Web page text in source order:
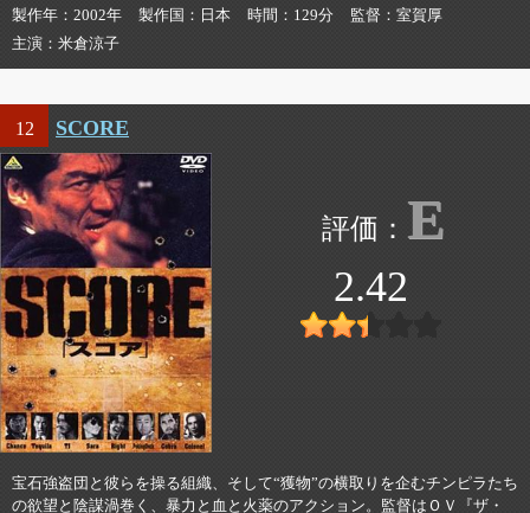
製作年 2002年 製作国 日本 時間 129分 監督
室賀厚
主演
米倉涼子
12 SCORE
E
2.42
宝石強盗団と彼らを操る組織、そして“獲物”の横取りを企むチンピラたち
の欲望と陰謀渦巻く、暴力と血と火薬のアクション。監督はＯＶ『ザ・